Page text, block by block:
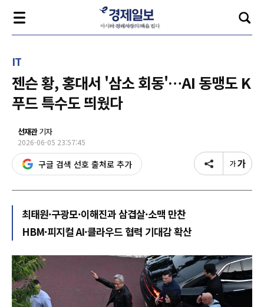
IT
젠슨 황, 홍대서 '삼소 회동'…AI 동맹도 K
푸드 특수도 띄웠다
선재관기자
2026-06-05 23:57:45
구글 검색 선호 출처로 추가
최태원·구광모·이해진과 삼겹살·소맥 만찬
HBM·피지컬 AI·클라우드 협력 기대감 확산